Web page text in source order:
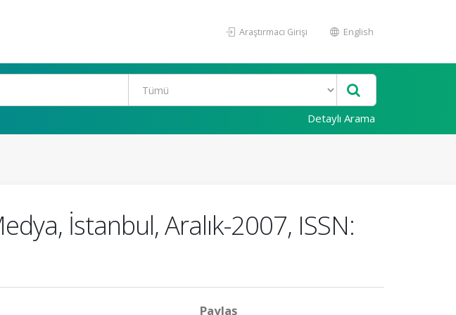
Araştırmacı Girişi English
Detaylı Arama
İstanbul, Aralık-2007, ISSN:
Paylaş